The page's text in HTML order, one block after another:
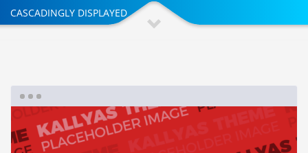
CASCADINGLY DISPLAYED